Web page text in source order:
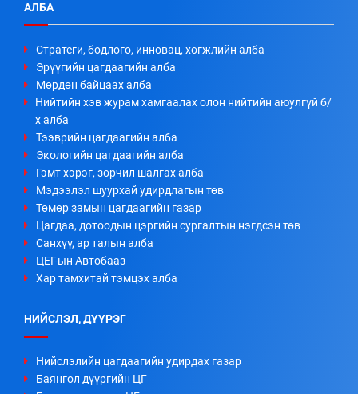
АЛБА
Стратеги, бодлого, инновац, хөгжлийн алба
Эрүүгийн цагдаагийн алба
Мөрдөн байцаах алба
Нийтийн хэв журам хамгаалах олон нийтийн аюулгүй б/
х алба
Тээврийн цагдаагийн алба
Экологийн цагдаагийн алба
Гэмт хэрэг, зөрчил шалгах алба
Мэдээлэл шуурхай удирдлагын төв
Төмөр замын цагдаагийн газар
Цагдаа, дотоодын цэргийн сургалтын нэгдсэн төв
Санхүү, ар талын алба
ЦЕГ-ын Автобааз
Хар тамхитай тэмцэх алба
НИЙСЛЭЛ, ДҮҮРЭГ
Нийслэлийн цагдаагийн удирдах газар
Баянгол дүүргийн ЦГ